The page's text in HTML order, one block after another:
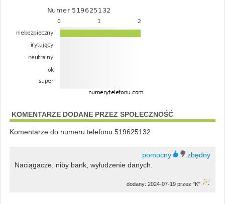
KOMENTARZE DODANE PRZEZ SPOŁECZNOŚĆ
Komentarze do numeru telefonu 519625132
Naciągacze, niby bank, wyłudzenie danych.
dodany: 2024-07-19 przez "K"